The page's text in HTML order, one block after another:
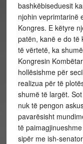
bashkëbiseduesit
njohin veprimtarinë
Kongres. E këtyre
patën, kanë e do të
të vërtetë, ka
Kongresin
hollësishme për
realizua për të
shumë të largët.
nuk të pengon
pavarësisht
të
sipër me ish-